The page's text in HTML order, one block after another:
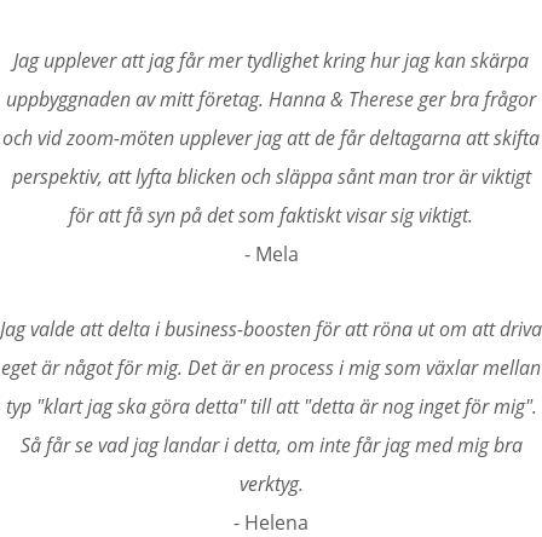
Jag upplever att jag får mer tydlighet kring hur jag kan skärpa
uppbyggnaden av mitt företag. Hanna & Therese ger bra frågor
och vid zoom-möten upplever jag att de får deltagarna att skifta
perspektiv, att lyfta blicken och släppa sånt man tror är viktigt
för att få syn på det som faktiskt visar sig viktigt.
- Mela
Jag valde att delta i business-boosten för att röna ut om att driva
eget är något för mig. Det är en process i mig som växlar mellan
typ "klart jag ska göra detta" till att "detta är nog inget för mig".
Så får se vad jag landar i detta, om inte får jag med mig bra
verktyg.
- Helena